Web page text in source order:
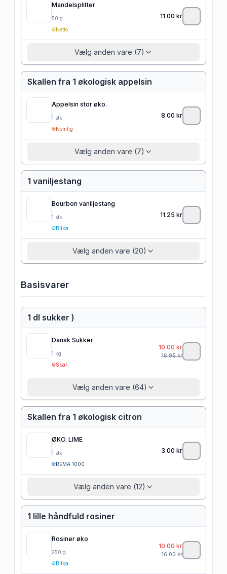
Mandelsplitter
50 g
Netto
11.00 kr
Vælg anden vare (7)
Skallen fra 1 økologisk appelsin
Appelsin stor øko.
1 stk
Nemlig
8.00 kr
Vælg anden vare (7)
1 vaniljestang
Bourbon vaniljestang
1 stk
Bilka
11.25 kr
Vælg anden vare (20)
Basisvarer
1 dl sukker )
Dansk Sukker
1 kg
Spar
10.00 kr
16.95kr
Vælg anden vare (64)
Skallen fra 1 økologisk citron
ØKO. LIME
1 stk
REMA 1000
3.00 kr
Vælg anden vare (12)
1 lille håndfuld rosiner
Rosiner øko
250 g
Bilka
10.00 kr
16.00kr